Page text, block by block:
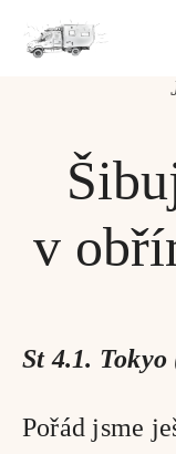
v
St 4.1.
Pořád jsme